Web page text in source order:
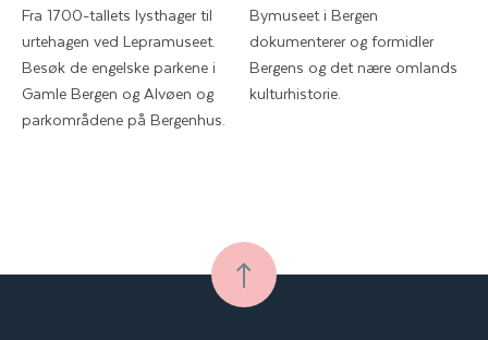
Fra 1700-tallets lysthager til
urtehagen ved Lepramuseet.
Besøk de engelske parkene i
Gamle Bergen og Alvøen og
parkområdene på Bergenhus.
Bymuseet i Bergen
dokumenterer og formidler
Bergens og det nære omlands
kulturhistorie.